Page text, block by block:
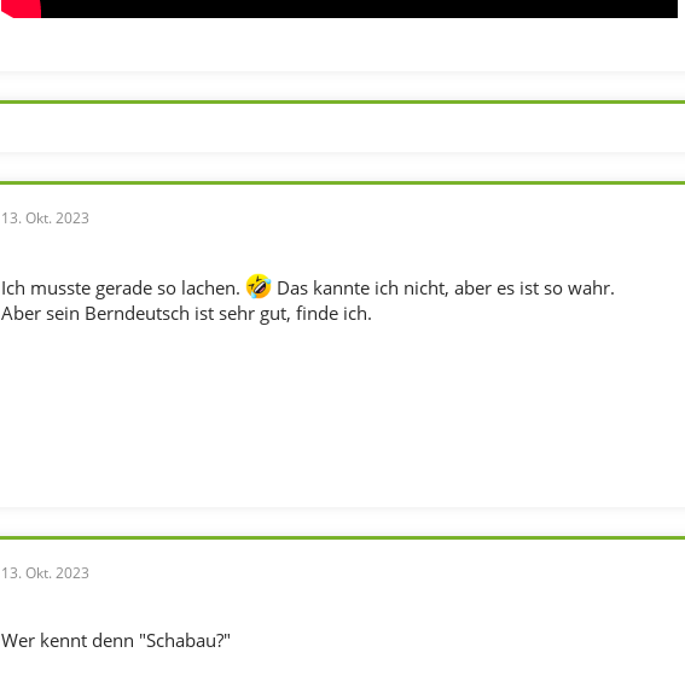
13. Okt. 2023
Ich musste gerade so lachen.
Das kannte ich nicht, aber es ist so wahr.
Aber sein Berndeutsch ist sehr gut, finde ich.
13. Okt. 2023
Wer kennt denn "Schabau?"